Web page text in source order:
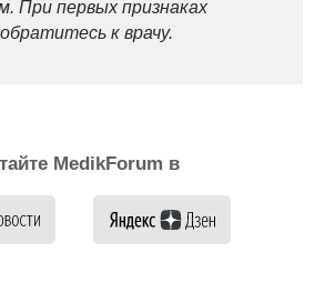
При первых признаках
к врачу.
MedikForum в